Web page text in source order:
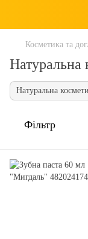
Косметика та
Натуральна
Натуральна
Фільтр